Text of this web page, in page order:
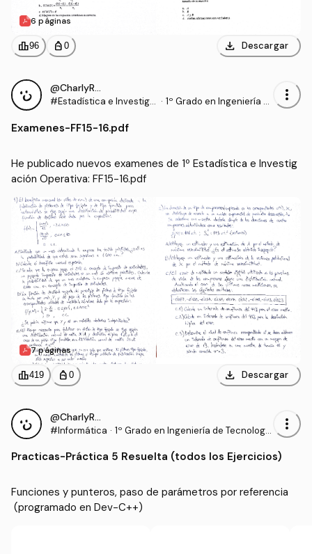
6 páginas
leaderboard96 personal_bag 0 download Descargar
@CharlyRRT
#Estadística e Investiga · 1º Grado en Ingeniería d
more_vert
Examenes-FF15-16.pdf
He publicado nuevos examenes de 1º Estadística e Investig
ación Operativa: FF15-16.pdf
7 páginas
leaderboard419 personal_bag 0 download Descargar
@CharlyRRT
#Informática · 1º Grado en Ingeniería de Tecnología
more_vert
Practicas-Práctica 5 Resuelta (todos los Ejercicios)
Funciones y punteros, paso de parámetros por referencia
(programado en Dev-C++)